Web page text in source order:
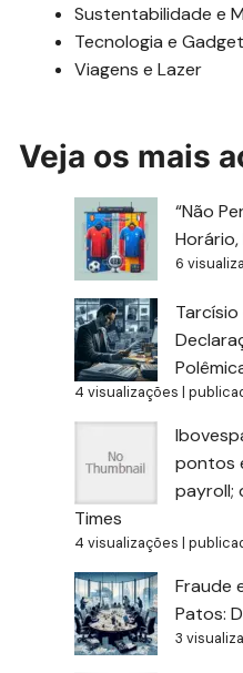
Sustentabilidade e
Tecnologia e
Viagens e Lazer
Veja os mais
“Não
6
Tarcísio
4 visualizações |
pontos
payroll;
Times
4 visualizações |
Fraude
Patos:
3